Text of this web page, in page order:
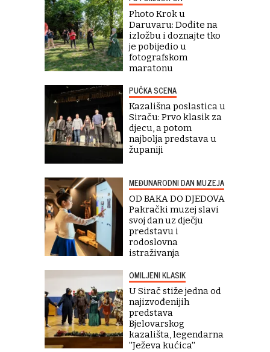
Photo Krok u
Daruvaru: Dođite na
izložbu i doznajte tko
je pobijedio u
fotografskom
maratonu
PUČKA SCENA
Kazališna poslastica u
Siraču: Prvo klasik za
djecu, a potom
najbolja predstava u
županiji
MEĐUNARODNI DAN MUZEJA
OD BAKA DO DJEDOVA
Pakrački muzej slavi
svoj dan uz dječju
predstavu i
rodoslovna
istraživanja
OMILJENI KLASIK
U Sirač stiže jedna od
najizvođenijih
predstava
Bjelovarskog
kazališta, legendarna
''Ježeva kućica''